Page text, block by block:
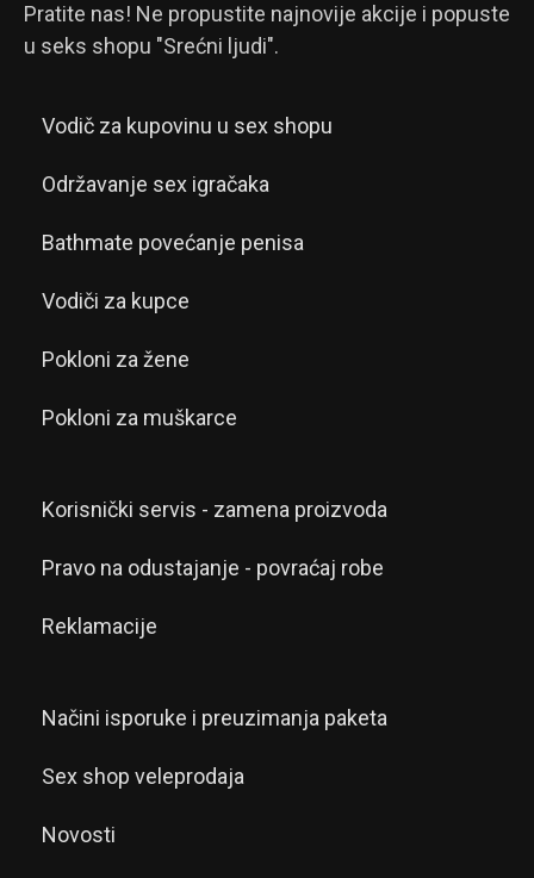
Pratite nas! Ne propustite najnovije akcije i popuste
u seks shopu "Srećni ljudi".
Vodič za kupovinu u sex shopu
Održavanje sex igračaka
Bathmate povećanje penisa
Vodiči za kupce
Pokloni za žene
Pokloni za muškarce
Korisnički servis - zamena proizvoda
Pravo na odustajanje - povraćaj robe
Reklamacije
Načini isporuke i preuzimanja paketa
Sex shop veleprodaja
Novosti